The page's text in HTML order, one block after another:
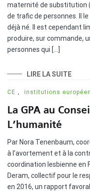
maternité de substitution
de trafic de personnes. Il
déjà né. Il est cependant
produire, sur commande,
personnes qui […]
LIRE LA SUITE
CE institutions
La GPA au
L’humanité
Par Nora Tenenbaum,
à l’avortement et à la
coordination lesbienne en
Deram, collectif pour le
en 2016, un rapport